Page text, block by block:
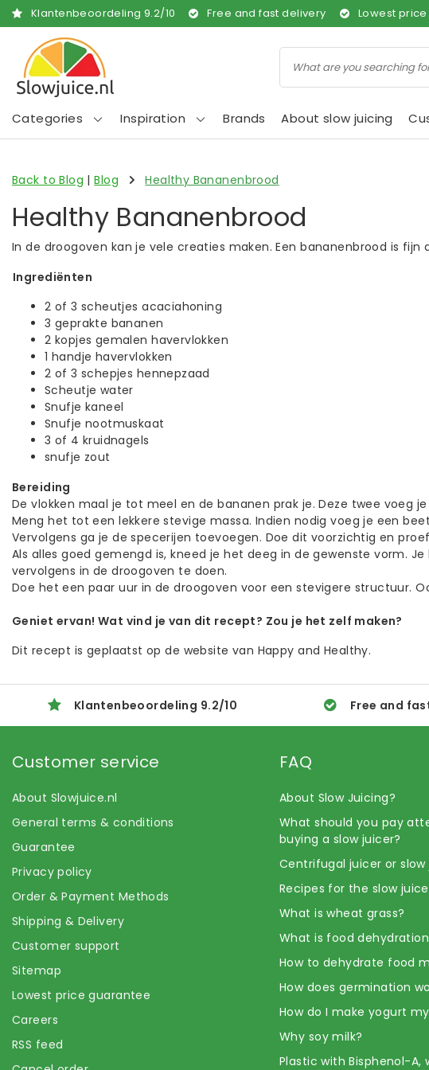
Klantenbeoordeling 9.2/10 Free and fast delivery Lowest
Categories Inspiration Brands About slow juicing
Back to Blog |Blog Healthy Bananenbrood
Healthy Bananenbrood
In de droogoven kan je vele creaties maken. Een bananenbrood is
Ingrediënten
2 of 3 scheutjes acaciahoning
3 geprakte bananen
2 kopjes gemalen havervlokken
1 handje havervlokken
2 of 3 schepjes hennepzaad
Scheutje water
Snufje kaneel
Snufje nootmuskaat
3 of 4 kruidnagels
snufje zout
Bereiding
De vlokken maal je tot meel en de bananen prak je. Deze twee voeg
Meng het tot een lekkere stevige massa. Indien nodig voeg je een
Vervolgens ga je de specerijen toevoegen. Doe dit voorzichtig en
Als alles goed gemengd is, kneed je het deeg in de gewenste vorm.
vervolgens in de droogoven te doen.
Doe het een paar uur in de droogoven voor een stevigere structuur.
Geniet ervan! Wat vind je van dit recept? Zou je het zelf maken?
Dit recept is geplaatst op de website van Happy and Healthy.
Klantenbeoordeling 9.2/10 Free and
Customer service
About Slowjuice.nl
General terms & conditions
Guarantee
Privacy policy
Order & Payment Methods
Shipping & Delivery
Customer support
Sitemap
Lowest price guarantee
Careers
RSS feed
FAQ
About Slow Juicing?
What should you pay
buying a slow juicer?
Centrifugal juicer or slow
Recipes for the slow
What is wheat grass?
What is food
How to dehydrate food
How does germination
How do I make yogurt
Why soy milk?
Plastic with Bisphenol-A,